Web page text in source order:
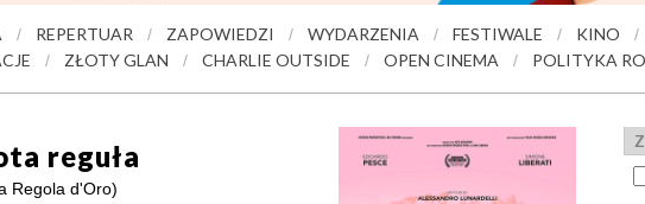
/ REPERTUAR / ZAPOWIEDZI / WYDARZENIA / FESTIWALE / KINO /
/ ZŁOTY GLAN / CHARLIE OUTSIDE / OPEN CINEMA / POLITYKA
reguła
Regola d'Oro)